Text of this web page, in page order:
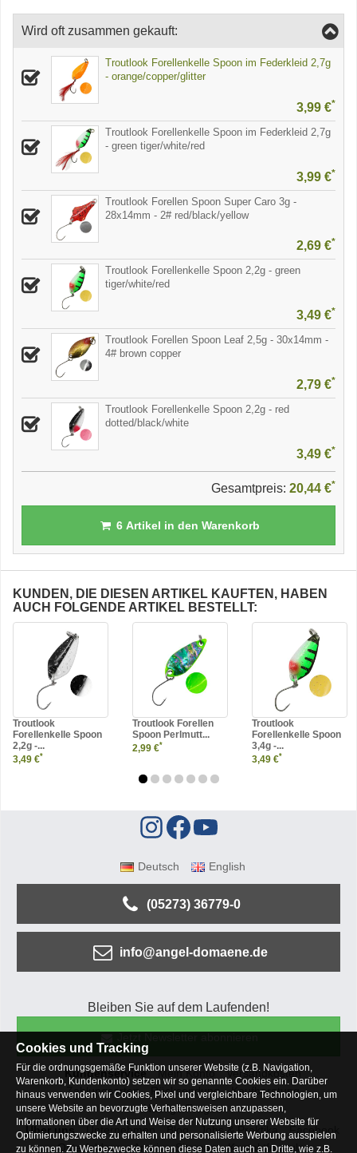
Wird oft zusammen gekauft:
Troutlook Forellenkelle Spoon im Federkleid 2,7g
- orange/copper/glitter
3,99 €*
Troutlook Forellenkelle Spoon im Federkleid 2,7g
- green tiger/white/red
3,99 €*
Troutlook Forellen Spoon Super Caro 3g -
28x14mm - 2# red/black/yellow
2,69 €*
Troutlook Forellenkelle Spoon 2,2g - green
tiger/white/red
3,49 €*
Troutlook Forellen Spoon Leaf 2,5g - 30x14mm -
4# brown copper
2,79 €*
Troutlook Forellenkelle Spoon 2,2g - red
dotted/black/white
3,49 €*
Gesamtpreis: 20,44 €*
6Artikel in den Warenkorb
KUNDEN, DIE DIESEN ARTIKEL KAUFTEN, HABEN
AUCH FOLGENDE ARTIKEL BESTELLT:
Troutlook
Forellenkelle Spoon
2,2g -...
3,49 €*
Troutlook Forellen
Spoon Perlmutt...
2,99 €*
Troutlook
Forellenkelle Spoon
3,4g -...
3,49 €*
Deutsch English
(05273) 36779-0
info@angel-domaene.de
Bleiben Sie auf dem Laufenden!
Kundenservice Mein Konto
Versandkosten
Zahlungsarten
Rücksendung
Kaufberatung
Häufige Fragen
Über uns
Unternehmen Blog Jobs & Praktika
Facebook
Osterfeldsee
Archiv Sitemap Kontaktformular
Cookies und Tracking
Für die ordnungsgemäße Funktion unserer Website (z.B. Navigation,
Warenkorb, Kundenkonto) setzen wir so genannte Cookies ein. Darüber
hinaus verwenden wir Cookies, Pixel und vergleichbare Technologien, um
unsere Website an bevorzugte Verhaltensweisen anzupassen,
Informationen über die Art und Weise der Nutzung unserer Website für
Optimierungszwecke zu erhalten und personalisierte Werbung ausspielen
zu können. Zu Werbezwecke können diese Daten auch an Dritte, wie z.B.